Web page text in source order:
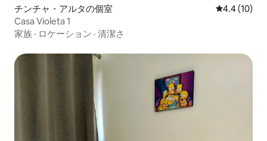
チンチャ・アルタの個室 レビュー10
4.4 (10)
Casa Violeta 1
家族 · ロケーション · 清潔さ